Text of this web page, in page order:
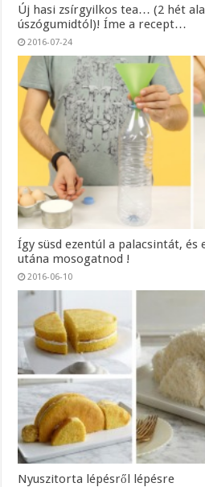
Új hasi zsírgyilkos tea… (2 hét
úszógumidtól)! Íme a recept…
2016-07-24
Így süsd ezentúl a palacsintát, és
utána mosogatnod !
2016-06-10
Nyuszitorta lépésről lépésre